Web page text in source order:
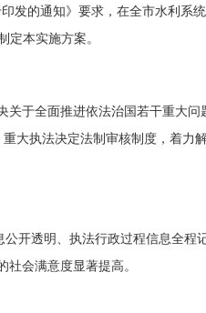
发的通知》要求，在全市水利系
本实施方案。
于全面推进依法治国若干重大
大执法决定法制审核制度，着力
开透明、执法行政过程信息全程
会满意度显著提高。